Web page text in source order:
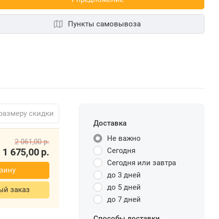
Пункты самовывоза
скидки
1 675,00 р.
2 061,00 р.
корзину
Доставка
Не важно
Сегодня
Сегодня или завтра
до 3 дней
до 5 дней
до 7 дней